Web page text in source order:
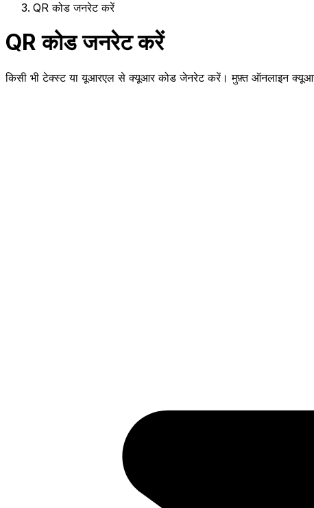
QR कोड जनरेट करें
QR कोड जनरेट करें
किसी भी टेक्स्ट या यूआरएल से क्यूआर कोड जेनरेट करें। मुफ़्त ऑनलाइन